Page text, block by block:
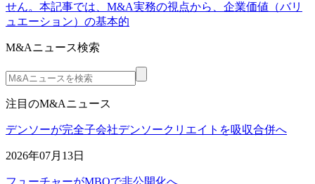
せん。本記事では、M&A実務の視点から、企業価値（バリ
ュエーション）の基本的
M&Aニュース検索
注目のM&Aニュース
デンソーが完全子会社デンソークリエイトを吸収合併へ
2026年07月13日